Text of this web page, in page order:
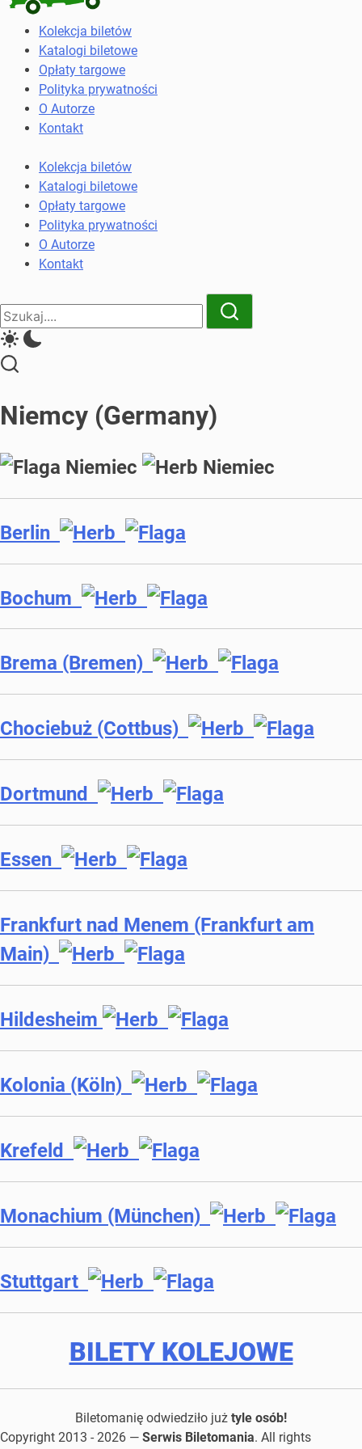
Kolekcja
biletów
komunikacji
miejskiej
kolejowych
Kolekcja biletów
Katalogi biletowe
Opłaty targowe
Polityka prywatności
O Autorze
Kontakt
Kolekcja biletów
Katalogi biletowe
Opłaty targowe
Polityka prywatności
O Autorze
Kontakt
Close
Search
Search
Niemcy (Germany)
Berlin
Bochum
Brema (Bremen)
Chociebuż (Cottbus)
Dortmund
Essen
Frankfurt nad Menem (Frankfurt am
Main)
Hildesheim
Kolonia (Köln)
Krefeld
Monachium (München)
Stuttgart
BILETY KOLEJOWE
Biletomanię odwiedziło już tyle osób!
Copyright 2013 - 2026 — Serwis Biletomania. All rights